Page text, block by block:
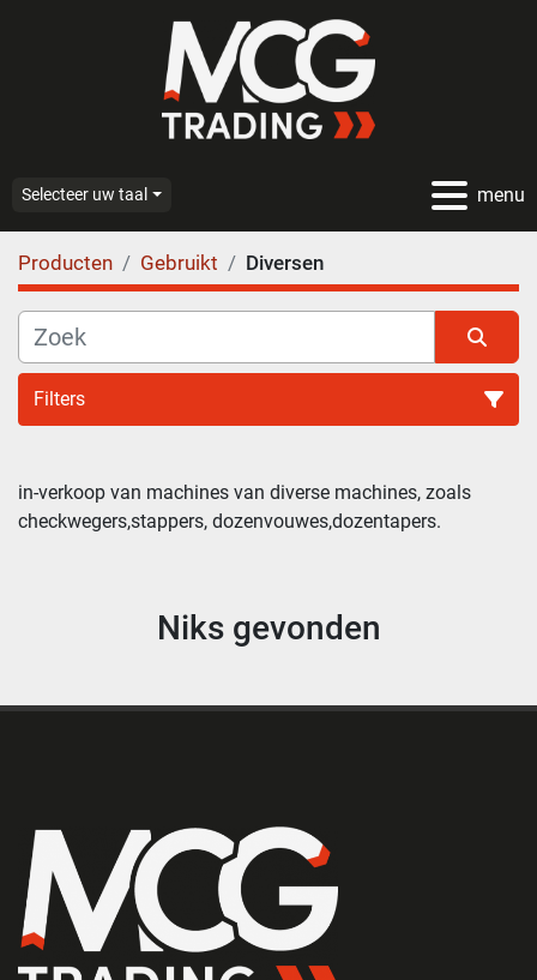
menu
Selecteer uw taal
Producten Gebruikt Diversen
Filters
Sorteren op
in-verkoop van machines van diverse machines, zoals
checkwegers,stappers, dozenvouwes,dozentapers.
Niks gevonden